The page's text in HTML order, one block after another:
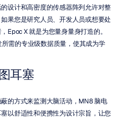
设计和高密度的传感器阵列允许对整
果您是研究人员、开发人员或想要处
Epoc X 就是为您量身量身打造的。
需的专业级数据质量，使其成为学
耳塞
的方式来监测大脑活动，MN8 脑电
以舒适性和便携性为设计宗旨，让您